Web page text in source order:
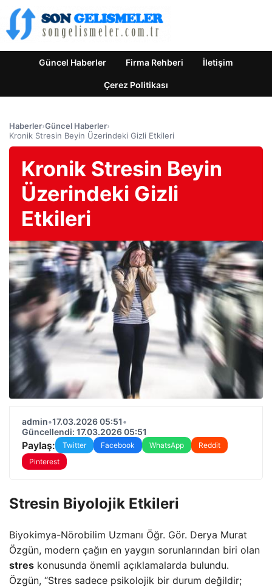
Güncel Haberler Firma Rehberi İletişim
Çerez Politikası
Haberler›Güncel Haberler›
Kronik Stresin Beyin Üzerindeki Gizli Etkileri
Kronik Stresin Beyin
Üzerindeki Gizli
Etkileri
admin•17.03.2026 05:51•
Güncellendi: 17.03.2026 05:51
Paylaş: Twitter Facebook WhatsApp
Reddit
Pinterest
Stresin Biyolojik Etkileri
Biyokimya-Nörobilim Uzmanı Öğr. Gör. Derya Murat
Özgün, modern çağın en yaygın sorunlarından biri olan
stres konusunda önemli açıklamalarda bulundu.
Özgün, “Stres sadece psikolojik bir durum değildir;